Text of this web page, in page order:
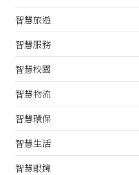
智慧旅遊
智慧服務
智慧校園
智慧物流
智慧環保
智慧生活
智慧眼鏡